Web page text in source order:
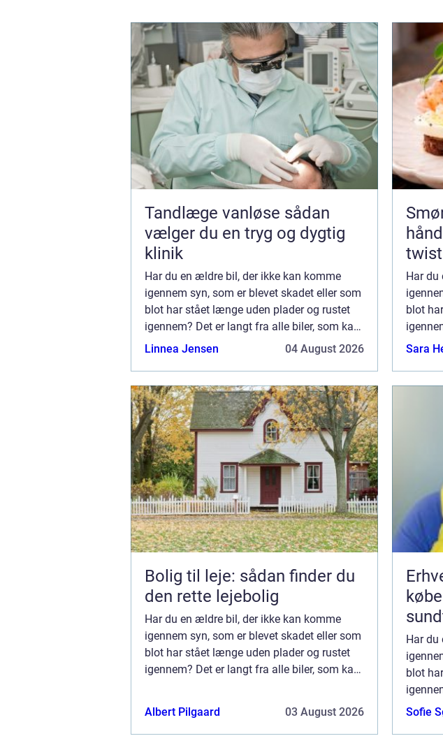
Tandlæge vanløse sådan
vælger du en tryg og dygtig
klinik
Har du en ældre bil, der ikke kan komme
igennem syn, som er blevet skadet eller som
blot har stået længe uden plader og rustet
igennem? Det er langt fra alle biler, som kan
betale sig at blive ved med at reparere på
Linnea Jensen 04 August 2026
twist
Har du
blot
betale
Sara
Bolig til leje: sådan finder du
den rette lejebolig
Har du en ældre bil, der ikke kan komme
igennem syn, som er blevet skadet eller som
blot har stået længe uden plader og rustet
igennem? Det er langt fra alle biler, som kan
Albert Pilgaard 03 August 2026
Har du
blot
betale
Sofie